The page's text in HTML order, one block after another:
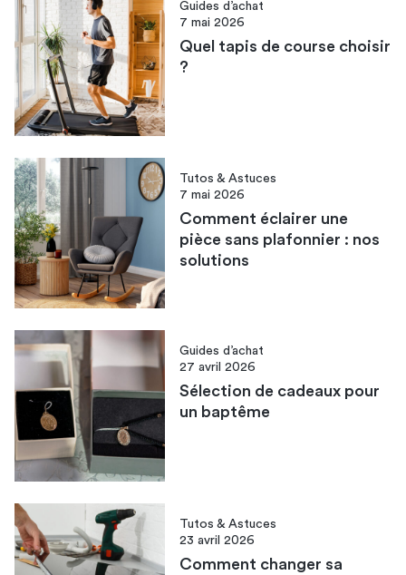
Guides d’achat
7 mai 2026
Quel tapis de course choisir​
?
Tutos & Astuces
7 mai 2026
Comment éclairer une
pièce sans plafonnier​ : nos
solutions
Guides d’achat
27 avril 2026
Sélection de cadeaux pour
un baptême
Tutos & Astuces
23 avril 2026
Comment changer sa